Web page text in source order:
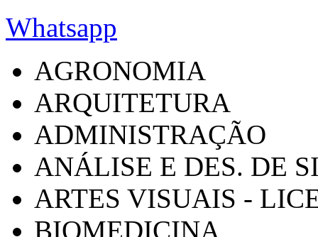
Whatsapp
AGRONOMIA
ARQUITETURA
ADMINISTRAÇÃO
ANÁLISE E DES. DE
ARTES VISUAIS -
BIOMEDICINA